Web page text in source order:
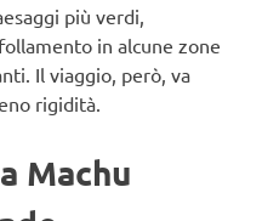
più verdi,
in alcune zone
Il viaggio, però, va
rigidità.
Machu